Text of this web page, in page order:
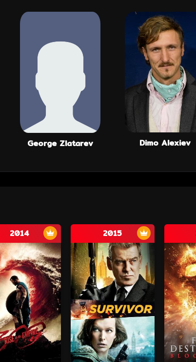
George Zlatarev Dimo Alexiev
2014 2015